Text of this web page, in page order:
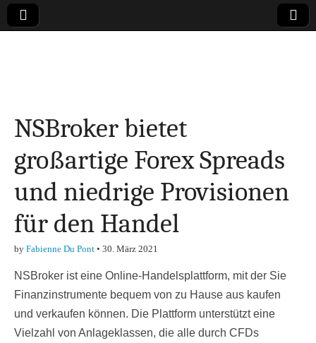
Finanzen,
Marketing-, Vertrieb-
& Investment-Tipps
NSBroker bietet
großartige Forex Spreads
und niedrige Provisionen
für den Handel
by Fabienne Du Pont • 30. März 2021
NSBroker ist eine Online-Handelsplattform, mit der Sie
Finanzinstrumente bequem von zu Hause aus kaufen
und verkaufen können. Die Plattform unterstützt eine
Vielzahl von Anlageklassen, die alle durch CFDs